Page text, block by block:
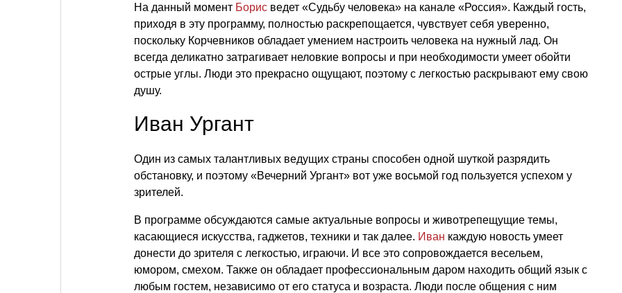
На данный момент Борис ведет «Судьбу человека» на канале «Россия». Каждый гость,
приходя в эту программу, полностью раскрепощается, чувствует себя уверенно,
поскольку Корчевников обладает умением настроить человека на нужный лад. Он
всегда деликатно затрагивает неловкие вопросы и при необходимости умеет обойти
острые углы. Люди это прекрасно ощущают, поэтому с легкостью раскрывают ему свою
душу.
Иван Ургант
Один из самых талантливых ведущих страны способен одной шуткой разрядить
обстановку, и поэтому «Вечерний Ургант» вот уже восьмой год пользуется успехом у
зрителей.
В программе обсуждаются самые актуальные вопросы и животрепещущие темы,
касающиеся искусства, гаджетов, техники и так далее. Иван каждую новость умеет
донести до зрителя с легкостью, играючи. И все это сопровождается весельем,
юмором, смехом. Также он обладает профессиональным даром находить общий язык с
любым гостем, независимо от его статуса и возраста. Люди после общения с ним